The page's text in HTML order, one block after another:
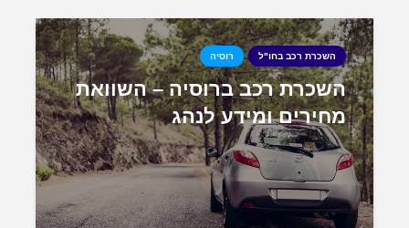
השכרת רכב בחו"ל רוסיה
השכרת רכב ברוסיה – השוואת
מחירים ומידע לנהג